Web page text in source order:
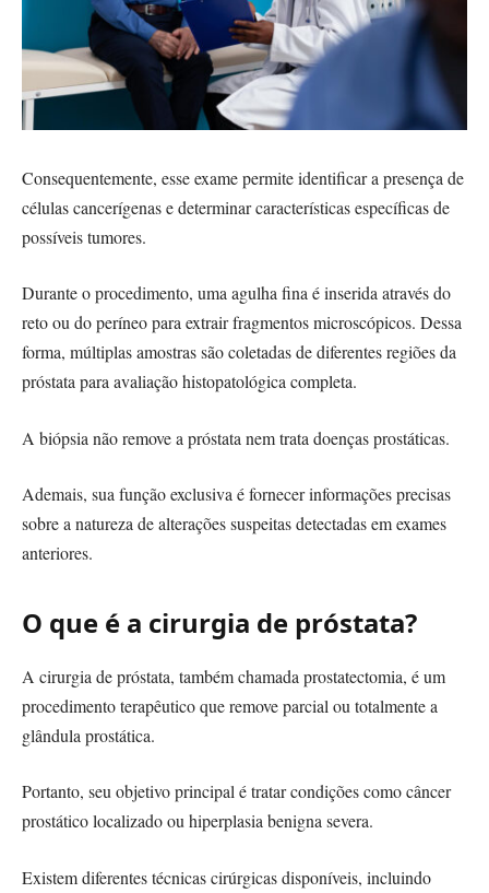
Consequentemente, esse exame permite identificar a presença de
células cancerígenas e determinar características específicas de
possíveis tumores.
Durante o procedimento, uma agulha fina é inserida através do
reto ou do períneo para extrair fragmentos microscópicos. Dessa
forma, múltiplas amostras são coletadas de diferentes regiões da
próstata para avaliação histopatológica completa.
A biópsia não remove a próstata nem trata doenças prostáticas.
Ademais, sua função exclusiva é fornecer informações precisas
sobre a natureza de alterações suspeitas detectadas em exames
anteriores.
O que é a cirurgia de próstata?
A cirurgia de próstata, também chamada prostatectomia, é um
procedimento terapêutico que remove parcial ou totalmente a
glândula prostática.
Portanto, seu objetivo principal é tratar condições como câncer
prostático localizado ou hiperplasia benigna severa.
Existem diferentes técnicas cirúrgicas disponíveis, incluindo